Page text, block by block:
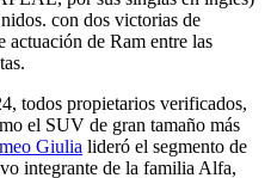
con dos victorias de
actuación de Ram entre las
todos propietarios verificados,
el SUV de gran tamaño más
Giulia lideró el segmento de
integrante de la familia Alfa,